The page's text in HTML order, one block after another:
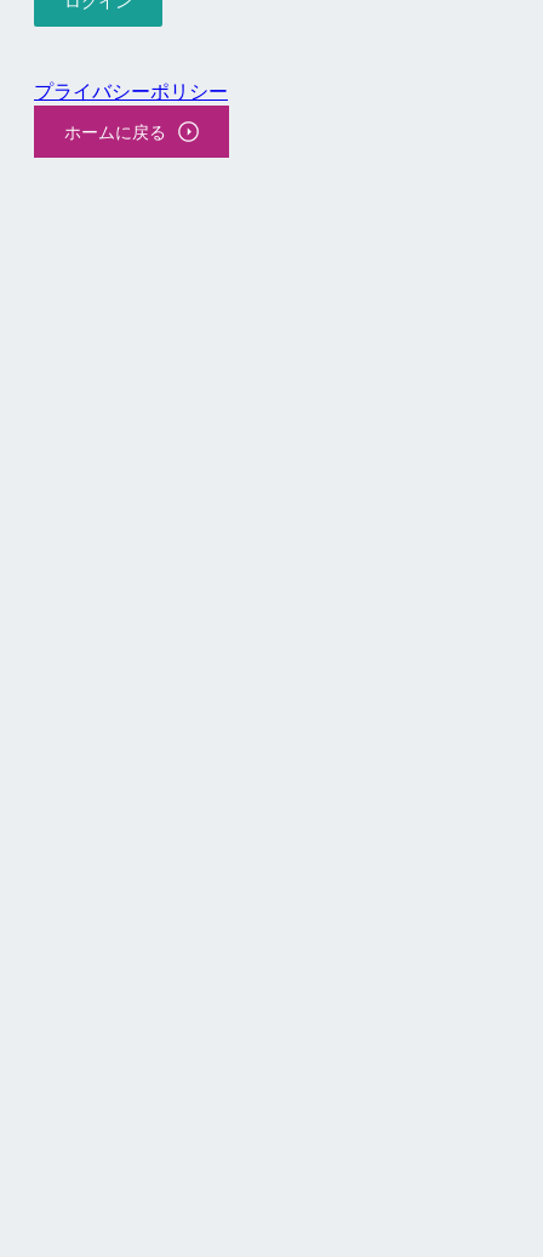
プライバシーポリシー
ホームに戻る